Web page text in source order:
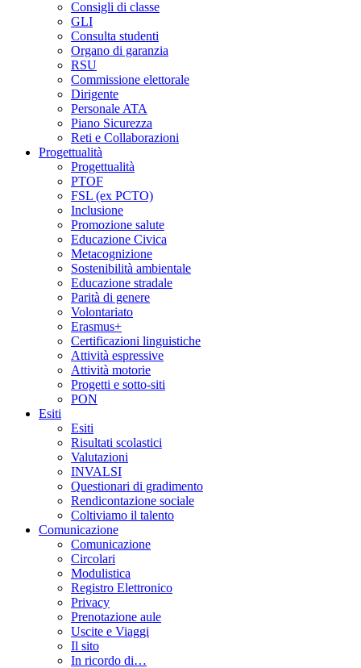
Consigli di classe
GLI
Consulta studenti
Organo di garanzia
RSU
Commissione elettorale
Dirigente
Personale ATA
Piano Sicurezza
Reti e Collaborazioni
Progettualità
Progettualità
PTOF
FSL (ex PCTO)
Inclusione
Promozione salute
Educazione Civica
Metacognizione
Sostenibilità ambientale
Educazione stradale
Parità di genere
Volontariato
Erasmus+
Certificazioni linguistiche
Attività espressive
Attività motorie
Progetti e sotto-siti
PON
Esiti
Esiti
Risultati scolastici
Valutazioni
INVALSI
Questionari di gradimento
Rendicontazione sociale
Coltiviamo il talento
Comunicazione
Comunicazione
Circolari
Modulistica
Registro Elettronico
Privacy
Prenotazione aule
Uscite e Viaggi
Il sito
In ricordo di…